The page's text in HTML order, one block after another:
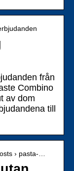
från
Combino
av dom
till
› pasta-…